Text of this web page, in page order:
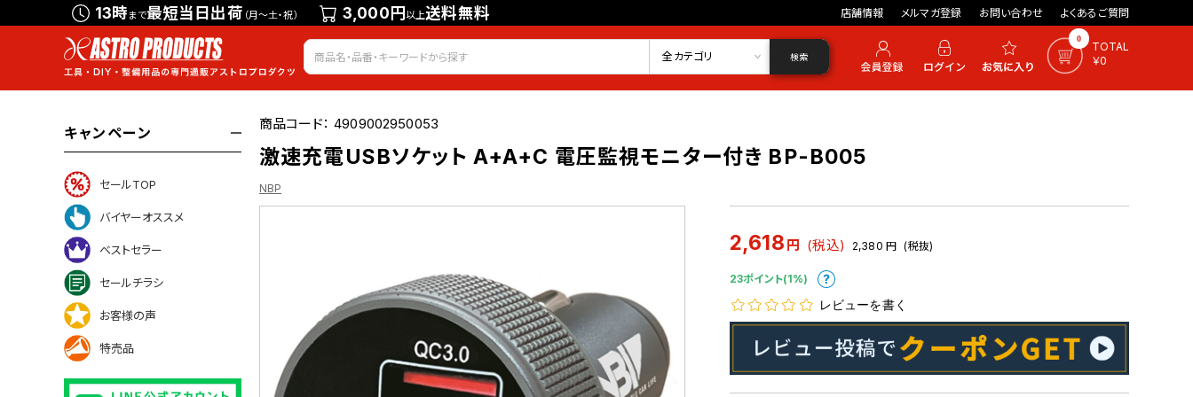
13時まで最短当日出荷 （月～土・祝） 3,000円以上送料無料 店舗情報 メルマガ登録 お問い合わせ よくあるご質問
会員登録 ログイン お気に入り 0
TOTAL
￥0
全カテゴリ 検索
キャンペーン
セールTOP
バイヤーオススメ
ベストセラー
セールチラシ
お客様の声
特売品
商品コード：4909002950053
激速充電USBソケット A+A+C 電圧監視モニター付き BP-B005
NBP
2,618 円 (税込) 2,380 円 (税抜)
23ポイント(1%)
レビューを書く